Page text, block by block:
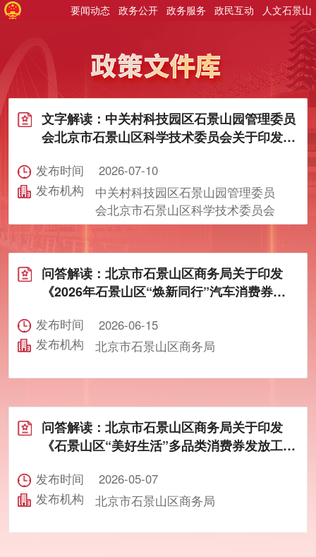
人文石景山
政民互动
政务服务
政务公开
要闻动态
文字解读：中关村科技园区石景山园管理委员
会北京市石景山区科学技术委员会关于印发
措施（试行）》的通知
发布时间
2026-07-10
发布机构
中关村科技园区石景山园管理委员
会北京市石景山区科学技术委员会
问答解读：北京市石景山区商务局关于印发
《2026年石景山区“焕新同行”汽车消费券发
发布时间
2026-06-15
发布机构
北京市石景山区商务局
问答解读：北京市石景山区商务局关于印发
《石景山区“美好生活”多品类消费券发放工作
发布时间
2026-05-07
发布机构
北京市石景山区商务局